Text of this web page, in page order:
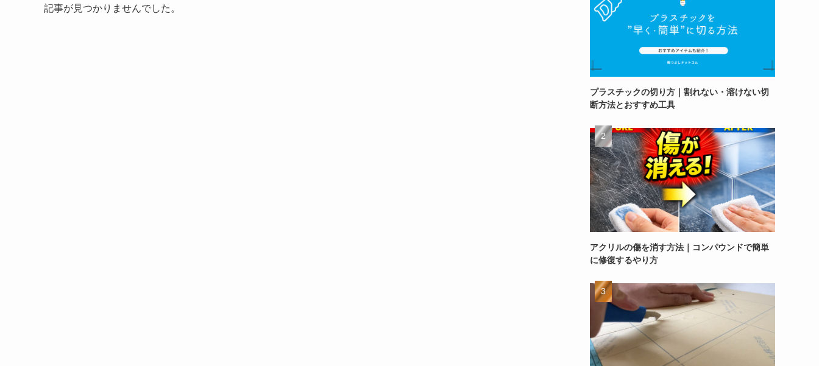
記事が見つかりませんでした。
プラスチックの切り方｜割れない・溶けない切
断方法とおすすめ工具
アクリルの傷を消す方法｜コンパウンドで簡単
に修復するやり方